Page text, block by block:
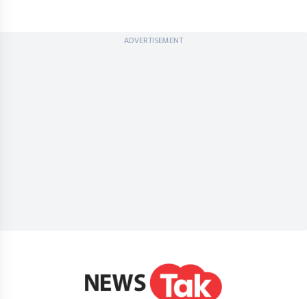
ADVERTISEMENT